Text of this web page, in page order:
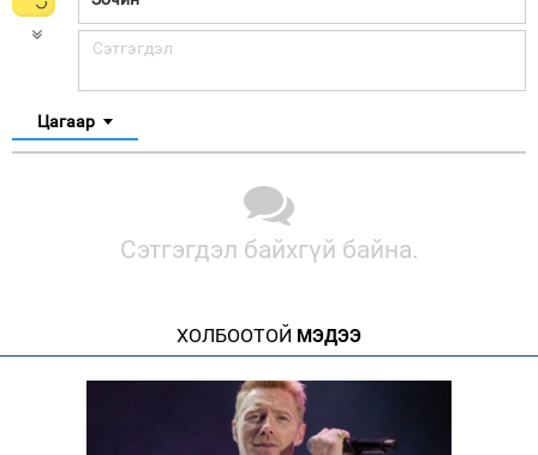
Цагаар
Сэтгэгдэл байхгүй байна.
ХОЛБООТОЙ МЭДЭЭ